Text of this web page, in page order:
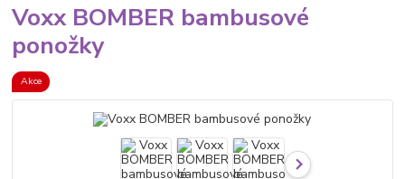
Voxx BOMBER bambusové
ponožky
Akce